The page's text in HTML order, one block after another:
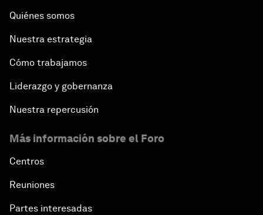
Quiénes somos
Nuestra estrategia
Cómo trabajamos
Liderazgo y gobernanza
Nuestra repercusión
Más información sobre el Foro
Centros
Reuniones
Partes interesadas